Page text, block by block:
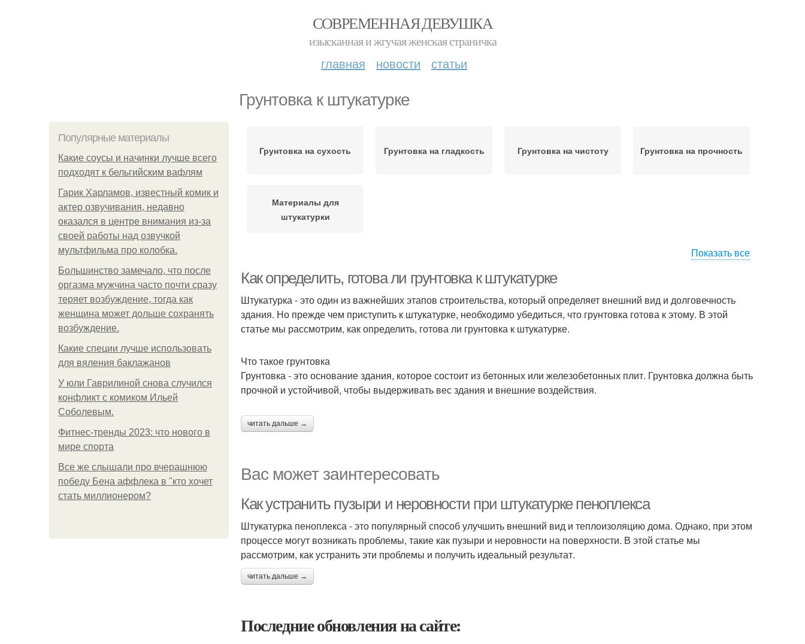
СОВРЕМЕННАЯ ДЕВУШКА
изысканная и жгучая женская страничка
главная новости статьи
Грунтовка к штукатурке
Популярные материалы
Какие соусы и начинки лучше всего
подходят к бельгийским вафлям
Гарик Харламов, известный комик и
актер озвучивания, недавно
оказался в центре внимания из-за
своей работы над озвучкой
мультфильма про колобка.
Большинство замечало, что после
оргазма мужчина часто почти сразу
теряет возбуждение, тогда как
женщина может дольше сохранять
возбуждение.
Какие специи лучше использовать
для вяления баклажанов
У юли Гаврилиной снова случился
конфликт с комиком Ильей
Соболевым.
Фитнес-тренды 2023: что нового в
мире спорта
Все же слышали про вчерашнюю
победу Бена аффлека в "кто хочет
стать миллионером?
Грунтовка на сухость Грунтовка на гладкость Грунтовка на чистоту Грунтовка на прочность
Материалы для
штукатурки
Показать все
Как определить, готова ли грунтовка к штукатурке
Штукатурка - это один из важнейших этапов строительства, который определяет внешний вид и долговечность
здания. Но прежде чем приступить к штукатурке, необходимо убедиться, что грунтовка готова к этому. В этой
статье мы рассмотрим, как определить, готова ли грунтовка к штукатурке.
Что такое грунтовка
Грунтовка - это основание здания, которое состоит из бетонных или железобетонных плит. Грунтовка должна быть
прочной и устойчивой, чтобы выдерживать вес здания и внешние воздействия.
читать дальше →
Вас может заинтересовать
Как устранить пузыри и неровности при штукатурке пеноплекса
Штукатурка пеноплекса - это популярный способ улучшить внешний вид и теплоизоляцию дома. Однако, при этом
процессе могут возникать проблемы, такие как пузыри и неровности на поверхности. В этой статье мы
рассмотрим, как устранить эти проблемы и получить идеальный результат.
читать дальше →
Последние обновления на сайте: